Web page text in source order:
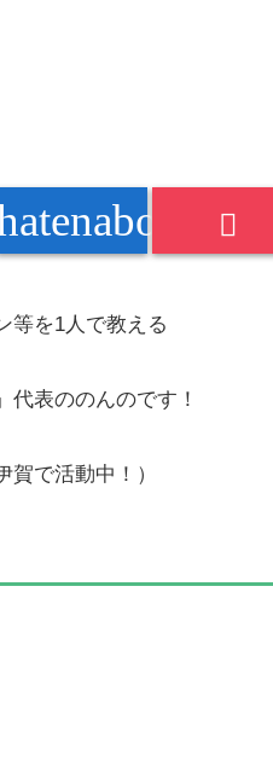
等を1人で教える
代表ののんのです！
賀で活動中！）